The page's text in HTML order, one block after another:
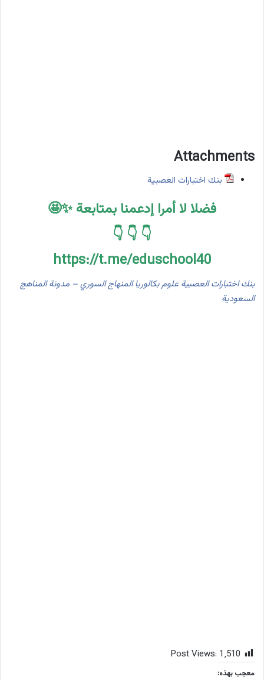
Attachments
بنك اختبارات العصبية
فضلا لا أمرا إدعمنا بمتابعة ✨🤩
👇 👇 👇
https://t.me/eduschool40
بنك اختبارات العصبية علوم بكالوريا المنهاج السوري – مدونة المناهج
السعودية
Post Views: 1٬510
معجب بهذه: